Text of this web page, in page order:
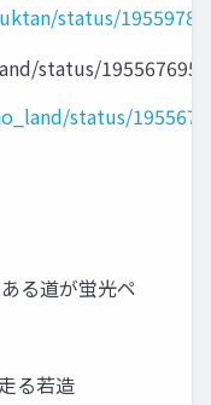
status/
status/
status/
る道が蛍光ペ
る若造